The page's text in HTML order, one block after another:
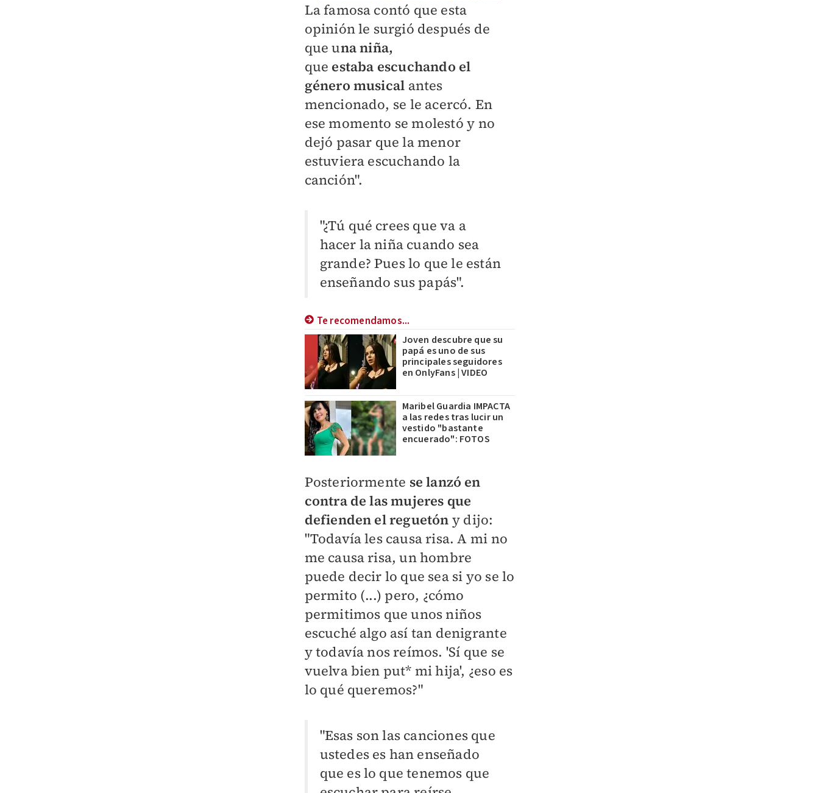
La famosa contó que esta
opinión le surgió después de
que una niña,
que estaba escuchando el
género musical antes
mencionado, se le acercó. En
ese momento se molestó y no
dejó pasar que la menor
estuviera escuchando la
canción".
"¿Tú qué crees que va a
hacer la niña cuando sea
grande? Pues lo que le están
enseñando sus papás".
Te recomendamos...
Joven descubre que su
papá es uno de sus
principales seguidores
en OnlyFans | VIDEO
Maribel Guardia IMPACTA
a las redes tras lucir un
vestido "bastante
encuerado": FOTOS
Posteriormente se lanzó en
contra de las mujeres que
defienden el reguetón y dijo:
"Todavía les causa risa. A mi no
me causa risa, un hombre
puede decir lo que sea si yo se lo
permito (...) pero, ¿cómo
permitimos que unos niños
escuché algo así tan denigrante
y todavía nos reímos. 'Sí que se
vuelva bien put* mi hija', ¿eso es
lo qué queremos?"
"Esas son las canciones que
ustedes es han enseñado
que es lo que tenemos que